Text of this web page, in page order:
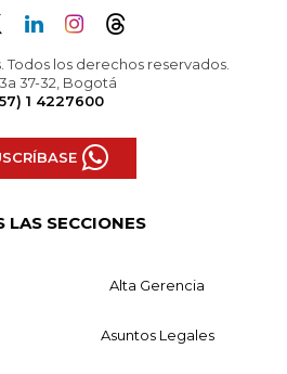
Todos los derechos reservados.
37-32, Bogotá
1 4227600
LAS SECCIONES
Alta Gerencia
Asuntos Legales